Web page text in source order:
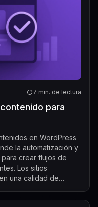
7 min. de lectura
para
en WordPress
la automatización y
crear flujos de
Los sitios
una calidad de